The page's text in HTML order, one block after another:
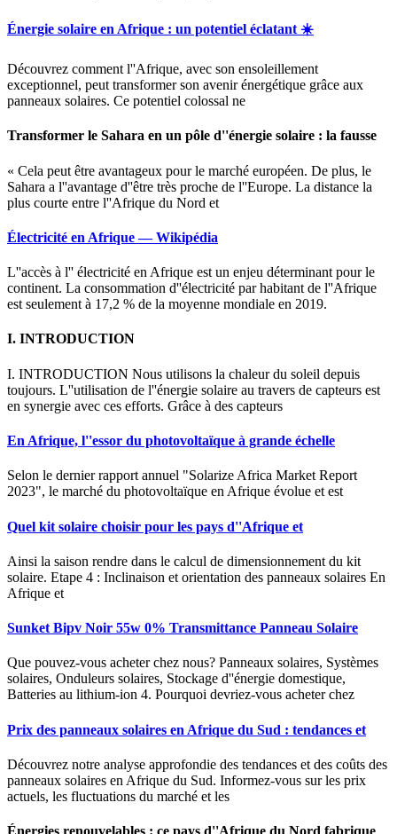
Énergie solaire en Afrique : un potentiel éclatant ☀️
Découvrez comment l''Afrique, avec son ensoleillement
exceptionnel, peut transformer son avenir énergétique grâce aux
panneaux solaires. Ce potentiel colossal ne
Transformer le Sahara en un pôle d''énergie solaire : la fausse
« Cela peut être avantageux pour le marché européen. De plus, le
Sahara a l''avantage d''être très proche de l''Europe. La distance la
plus courte entre l''Afrique du Nord et
Électricité en Afrique — Wikipédia
L''accès à l'' électricité en Afrique est un enjeu déterminant pour le
continent. La consommation d''électricité par habitant de l''Afrique
est seulement à 17,2 % de la moyenne mondiale en 2019.
I. INTRODUCTION
I. INTRODUCTION Nous utilisons la chaleur du soleil depuis
toujours. L''utilisation de l''énergie solaire au travers de capteurs est
en synergie avec ces efforts. Grâce à des capteurs
En Afrique, l''essor du photovoltaïque à grande échelle
Selon le dernier rapport annuel "Solarize Africa Market Report
2023", le marché du photovoltaïque en Afrique évolue et est
Quel kit solaire choisir pour les pays d''Afrique et
Ainsi la saison rendre dans le calcul de dimensionnement du kit
solaire. Etape 4 : Inclinaison et orientation des panneaux solaires En
Afrique et
Sunket Bipv Noir 55w 0% Transmittance Panneau Solaire
Que pouvez-vous acheter chez nous? Panneaux solaires, Systèmes
solaires, Onduleurs solaires, Stockage d''énergie domestique,
Batteries au lithium-ion 4. Pourquoi devriez-vous acheter chez
Prix des panneaux solaires en Afrique du Sud : tendances et
Découvrez notre analyse approfondie des tendances et des coûts des
panneaux solaires en Afrique du Sud. Informez-vous sur les prix
actuels, les fluctuations du marché et les